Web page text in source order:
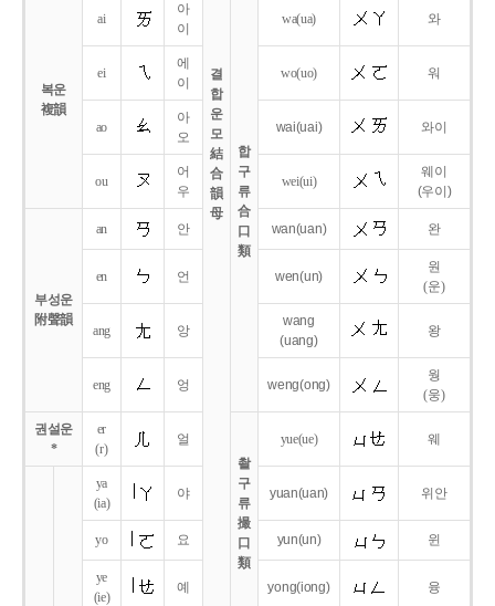
결
합
운
모
結
合
韻
母
복운
複韻
ai
아
이
합
구
류
合
口
類
wa(ua) 와
ei
에
이
wo(uo) 워
ao
아
오
wai(uai) 와이
ou
어
우
wei(ui)
웨이
(우이)
부성운
附聲韻
an 안 wan(uan) 완
en 언 wen(un)
원
(운)
ang 앙
wang
(uang)
왕
eng 엉 weng(ong)
웡
(웅)
권설운
*
er
(r)
얼
촬
구
류
撮
口
類
yue(ue) 웨
ya
(ia)
야 yuan(uan) 위안
yo 요 yun(un) 윈
ye
(ie)
예 yong(iong) 융